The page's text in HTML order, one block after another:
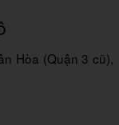
Hòa (Quận 3 cũ),